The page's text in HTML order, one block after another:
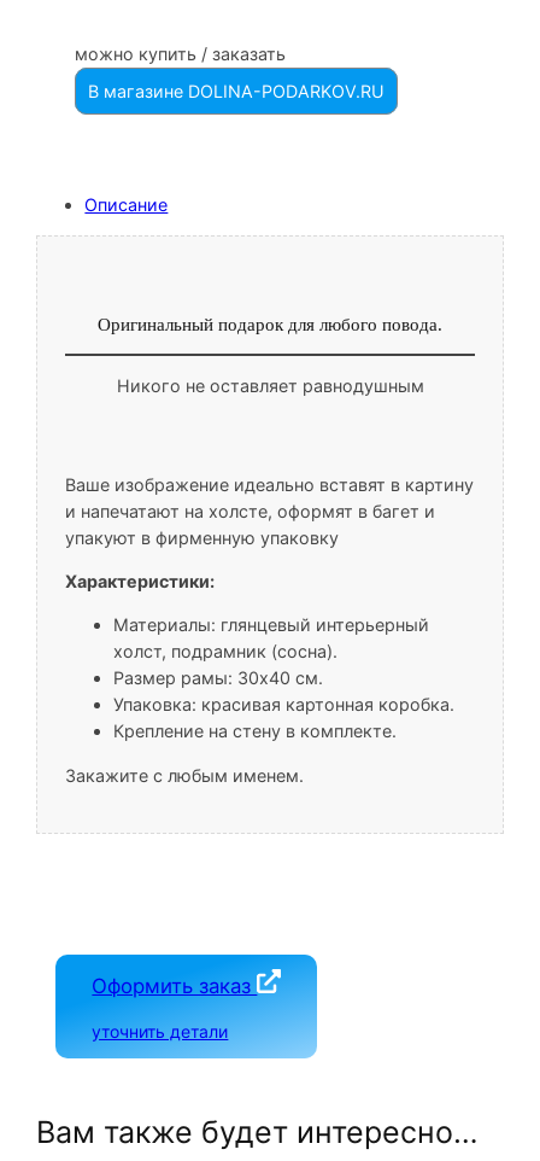
можно купить / заказать
В магазине DOLINA-PODARKOV.RU
Описание
Оригинальный подарок для любого повода.
Никого не оставляет равнодушным
Ваше изображение идеально вставят в картину
и напечатают на холсте, оформят в багет и
упакуют в фирменную упаковку
Характеристики:
Материалы: глянцевый интерьерный
холст, подрамник (сосна).
Размер рамы: 30х40 см.
Упаковка: красивая картонная коробка.
Крепление на стену в комплекте.
Закажите с любым именем.
Оформить заказ
уточнить детали
Вам также будет интересно…